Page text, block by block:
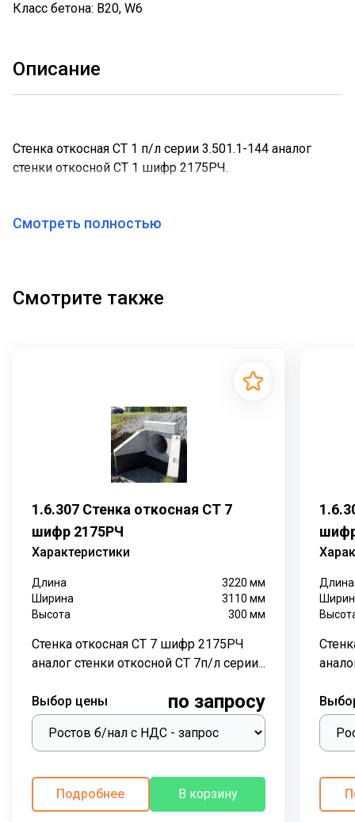
Класс бетона: В20, W6
Описание
Стенка откосная СТ 1 п/л серии 3.501.1-144 аналог
стенки откосной СТ 1 шифр 2175РЧ.
Смотреть полностью
Смотрите также
1.6.307 Стенка откосная СТ 7
шифр 2175РЧ
Характеристики
Длина 3220мм
Ширина
3110мм
Высота
300мм
Стенка откосная СТ 7 шифр 2175РЧ
аналог стенки откосной СТ 7п/л серии...
Выбор цены по запросу
Подробнее В корзину
Длина